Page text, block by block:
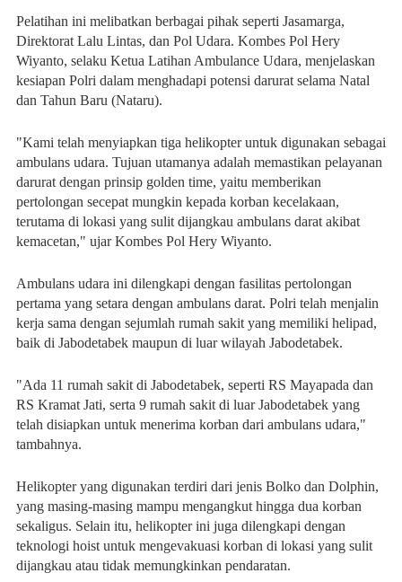
Pelatihan ini melibatkan berbagai pihak seperti Jasamarga,
Direktorat Lalu Lintas, dan Pol Udara. Kombes Pol Hery
Wiyanto, selaku Ketua Latihan Ambulance Udara, menjelaskan
kesiapan Polri dalam menghadapi potensi darurat selama Natal
dan Tahun Baru (Nataru).
"Kami telah menyiapkan tiga helikopter untuk digunakan sebagai
ambulans udara. Tujuan utamanya adalah memastikan pelayanan
darurat dengan prinsip golden time, yaitu memberikan
pertolongan secepat mungkin kepada korban kecelakaan,
terutama di lokasi yang sulit dijangkau ambulans darat akibat
kemacetan," ujar Kombes Pol Hery Wiyanto.
Ambulans udara ini dilengkapi dengan fasilitas pertolongan
pertama yang setara dengan ambulans darat. Polri telah menjalin
kerja sama dengan sejumlah rumah sakit yang memiliki helipad,
baik di Jabodetabek maupun di luar wilayah Jabodetabek.
"Ada 11 rumah sakit di Jabodetabek, seperti RS Mayapada dan
RS Kramat Jati, serta 9 rumah sakit di luar Jabodetabek yang
telah disiapkan untuk menerima korban dari ambulans udara,"
tambahnya.
Helikopter yang digunakan terdiri dari jenis Bolko dan Dolphin,
yang masing-masing mampu mengangkut hingga dua korban
sekaligus. Selain itu, helikopter ini juga dilengkapi dengan
teknologi hoist untuk mengevakuasi korban di lokasi yang sulit
dijangkau atau tidak memungkinkan pendaratan.